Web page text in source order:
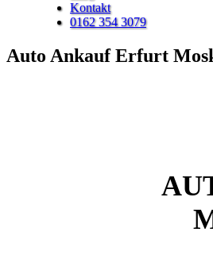
Kontakt
0162 354 3079
Auto Ankauf Erfurt